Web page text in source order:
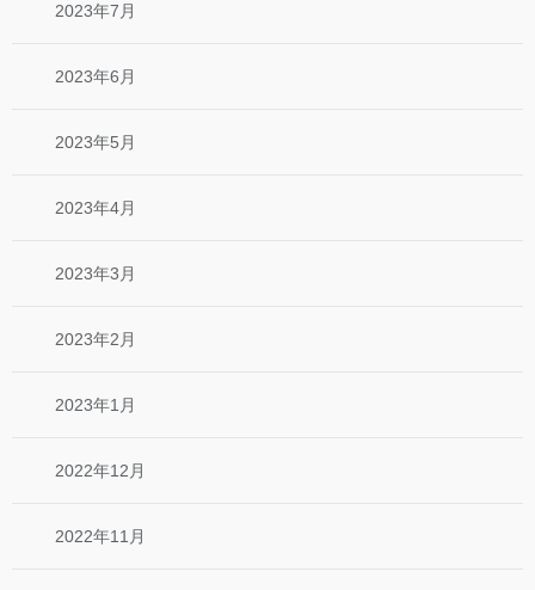
2023年7月
2023年6月
2023年5月
2023年4月
2023年3月
2023年2月
2023年1月
2022年12月
2022年11月